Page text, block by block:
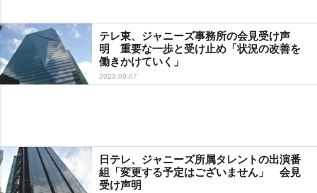
テレ東、ジャニーズ事務所の会見受け声
明 重要な一歩と受け止め「状況の改善を
働きかけていく」
2023-09-07
日テレ、ジャニーズ所属タレントの出演番
組「変更する予定はございません」 会見
受け声明